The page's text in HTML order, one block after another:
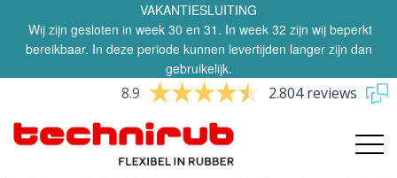
VAKANTIESLUITING
Wij zijn gesloten in week 30 en 31. In week 32 zijn wij beperkt
bereikbaar. In deze periode kunnen levertijden langer zijn dan
gebruikelijk.
8.9 2.804 reviews